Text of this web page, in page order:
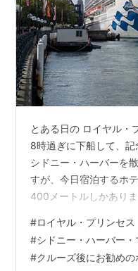
とある日の ロイヤル・
8時過ぎに下船して、
シドニー・ハーバーを
すが、今日宿泊するホ
400メートルしかあり
お宿につきました！ シ
テル Sydney Harbour
ルーズを終えて泊まる
#ロイヤル・プリンセス
#シドニー・ハーバー
#クルーズ後にお勧めの